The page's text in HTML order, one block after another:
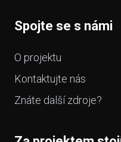
Spojte se s námi
O projektu
Kontaktujte nás
Znáte další zdroje?